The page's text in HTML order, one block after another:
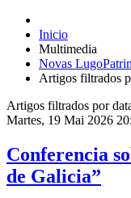
Inicio
Multimedia
Novas
Artigos filtrados
Artigos filtrados por
Martes, 19 Mai 2026
Conferencia
de Galicia”